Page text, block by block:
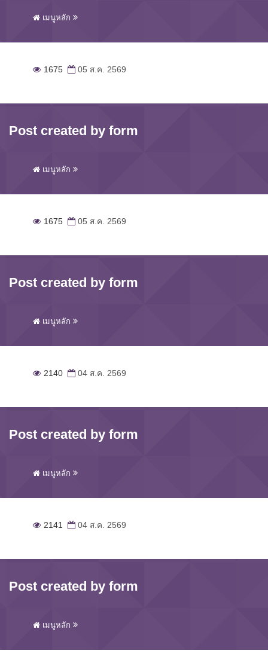
เมนูหลัก
1675 05 ส.ค. 2569
Post created by form
เมนูหลัก
1675 05 ส.ค. 2569
Post created by form
เมนูหลัก
2140 04 ส.ค. 2569
Post created by form
เมนูหลัก
2141 04 ส.ค. 2569
Post created by form
เมนูหลัก